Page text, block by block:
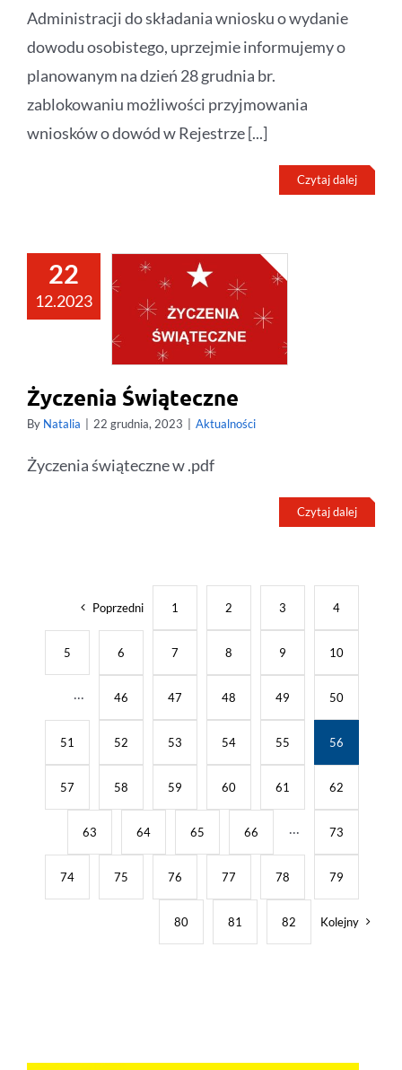
Administracji do składania wniosku o wydanie
dowodu osobistego, uprzejmie informujemy o
planowanym na dzień 28 grudnia br.
zablokowaniu możliwości przyjmowania
wniosków o dowód w Rejestrze [...]
Czytaj dalej
22
12.2023
Życzenia Świąteczne
By Natalia 22 grudnia, 2023 Aktualności
Życzenia świąteczne w .pdf
Czytaj dalej
Poprzedni 1 2 3 4
5 6 7 8 9 10
··· 46 47 48 49 50
51 52 53 54 55 56
57 58 59 60 61 62
63 64 65 66 ··· 73
74 75 76 77 78 79
80 81 82 Kolejny